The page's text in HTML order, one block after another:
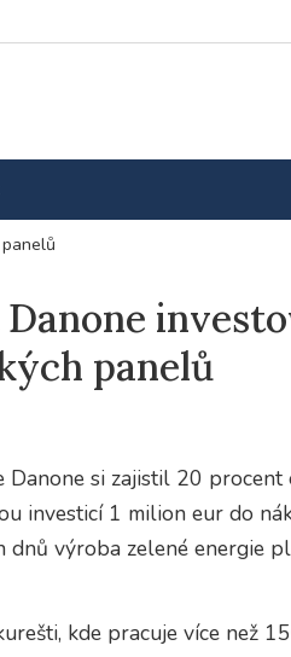
panelů
Danone si zajistil 20
investicí 1 milion eur do
dnů výroba zelené energie
kde pracuje více než